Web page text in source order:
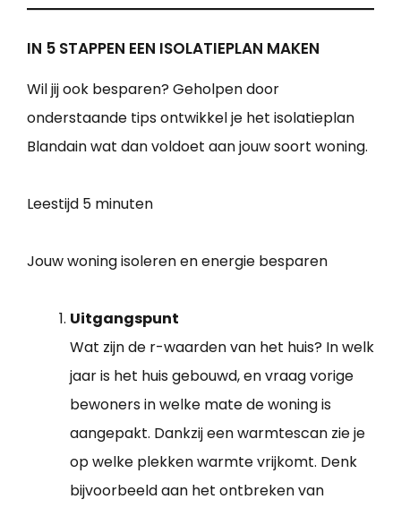
IN 5 STAPPEN EEN ISOLATIEPLAN MAKEN
Wil jij ook besparen? Geholpen door
onderstaande tips ontwikkel je het isolatieplan
Blandain wat dan voldoet aan jouw soort woning.
Leestijd 5 minuten
Jouw woning isoleren en energie besparen
Uitgangspunt
Wat zijn de r-waarden van het huis? In welk
jaar is het huis gebouwd, en vraag vorige
bewoners in welke mate de woning is
aangepakt. Dankzij een warmtescan zie je
op welke plekken warmte vrijkomt. Denk
bijvoorbeeld aan het ontbreken van